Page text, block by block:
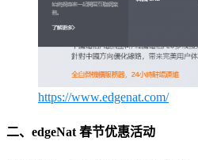
https://www.edgenat.com/
二、edgeNat 春节优惠活动